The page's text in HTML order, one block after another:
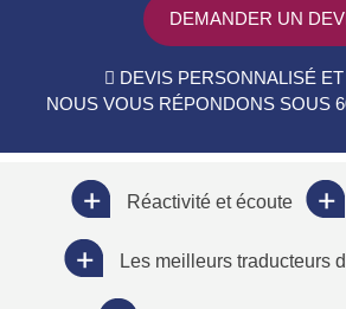
DEMANDER UN
DEVIS PERSONNALISÉ ET
NOUS VOUS RÉPONDONS SOUS
Réactivité et écoute
Les meilleurs traducteurs